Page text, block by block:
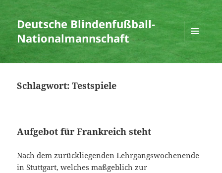
Deutsche Blindenfußball-
Nationalmannschaft
MENÜ
UND
WIDGETS
Schlagwort:Testspiele
Aufgebot für Frankreich steht
Nach dem zurückliegenden Lehrgangswochenende
in Stuttgart, welches maßgeblich zur